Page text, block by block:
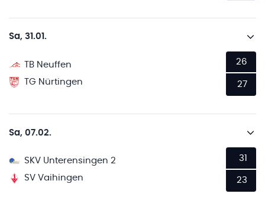
Sa, 31.01.
TB Neuffen
TG Nürtingen
26
27
Sa, 07.02.
SKV Unterensingen 2
SV Vaihingen
31
23